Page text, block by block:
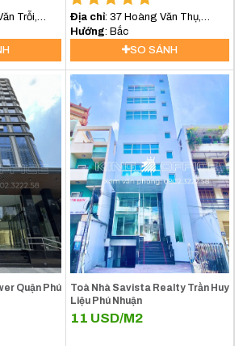
Trỗi,
Địa chỉ: 37 Hoàng Văn Thụ,
Phường 15, Quận Phú Nhuận
Hướng : Bắc
SO SÁNH
Quận Phú
Toà Nhà Savista Realty Trần Huy
Liệu Phú Nhuận
11 USD/M2